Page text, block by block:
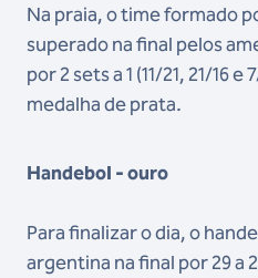
Na praia, o time formado
superado na final pelos
por 2 sets a 1 (11/21, 21/16
medalha de prata.
Handebol - ouro
Para finalizar o dia, o
argentina na final por 29 a